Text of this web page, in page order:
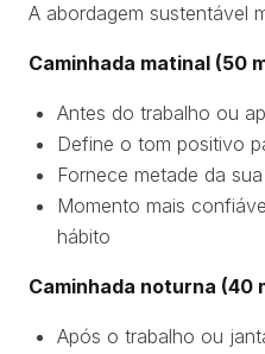
A abordagem sustentável
Caminhada matinal (50
Antes do trabalho ou
Define o tom positivo
Fornece metade da
Momento mais
hábito
Caminhada noturna (40
Após o trabalho ou